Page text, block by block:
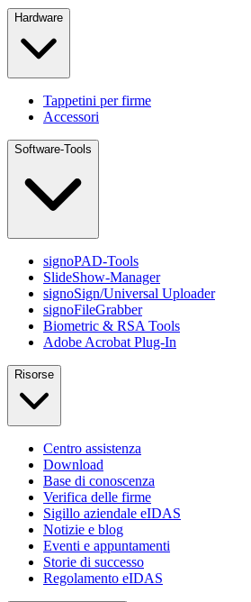
Hardware
Tappetini per firme
Accessori
Software-Tools
signoPAD-Tools
SlideShow-Manager
signoSign/Universal Uploader
signoFileGrabber
Biometric & RSA Tools
Adobe Acrobat Plug-In
Risorse
Centro assistenza
Download
Base di conoscenza
Verifica delle firme
Sigillo aziendale eIDAS
Notizie e blog
Eventi e appuntamenti
Storie di successo
Regolamento eIDAS